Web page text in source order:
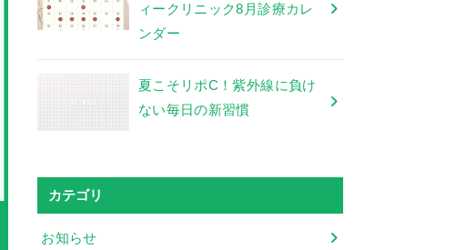
ィークリニック8月診療カレ
ンダー
夏こそリポC！紫外線に負け
ない毎日の新習慣
カテゴリ
お知らせ